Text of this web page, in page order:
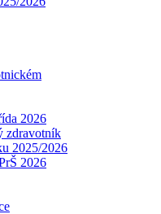
2026
zdravotník
2025/2026
2026